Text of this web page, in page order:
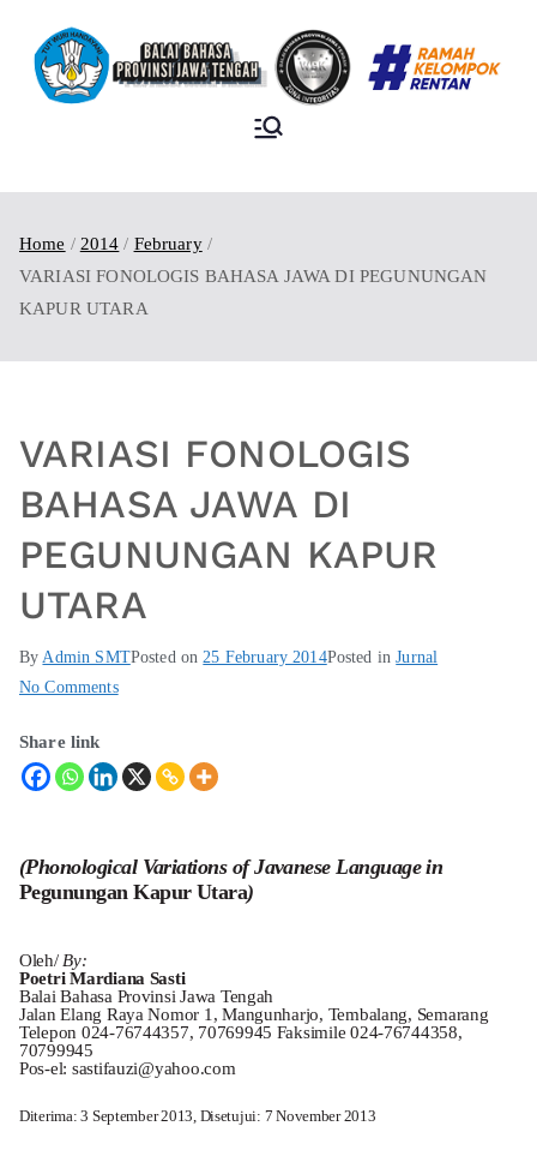
TENGAH
Home 2014
February
VARIASI FONOLOGIS BAHASA JAWA DI PEGUNUNGAN
KAPUR UTARA
VARIASI FONOLOGIS
BAHASA JAWA DI
PEGUNUNGAN KAPUR
UTARA
By Admin SMTPosted on 25 February 2014Posted inJurnal
No Comments
Share link
(Phonological Variations of Javanese Language in
Pegunungan Kapur Utara)
Oleh/By:
Poetri Mardiana Sasti
Balai Bahasa Provinsi Jawa Tengah
Jalan Elang Raya Nomor 1, Mangunharjo, Tembalang, Semarang
Telepon 024-76744357, 70769945 Faksimile 024-76744358,
70799945
Pos-el: sastifauzi@yahoo.com
Diterima: 3 September 2013, Disetujui: 7 November 2013